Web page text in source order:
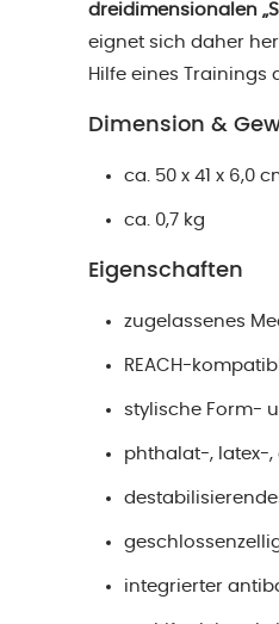
dreidimensionalen
eignet sich daher
Hilfe eines Trainings
Dimension &
ca. 50 x 41 x 6,0
ca. 0,7 kg
Eigenschaften
zugelassenes
REACH-
stylische Form-
phthalat-, latex-
integrierter